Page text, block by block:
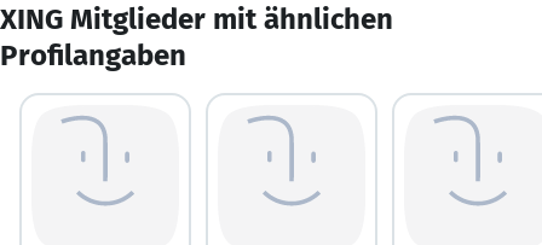
XING Mitglieder mit ähnlichen
Profilangaben